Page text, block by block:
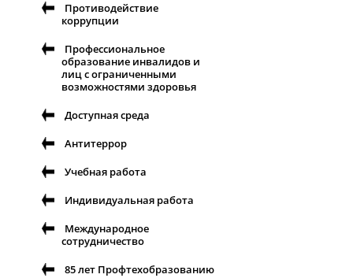
Противодействие
коррупции
Профессиональное
образование инвалидов и
лиц с ограниченными
возможностями здоровья
Доступная среда
Антитеррор
Учебная работа
Индивидуальная работа
Международное
сотрудничество
85 лет Профтехобразованию